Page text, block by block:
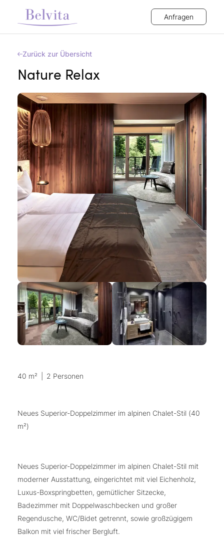
Anfragen
Zurück zur Übersicht
Nature Relax
40 m² 2 Personen
Neues Superior-Doppelzimmer im alpinen Chalet-Stil (40
m²)
Neues Superior-Doppelzimmer im alpinen Chalet-Stil mit
moderner Ausstattung, eingerichtet mit viel Eichenholz,
Luxus-Boxspringbetten, gemütlicher Sitzecke,
Badezimmer mit Doppelwaschbecken und großer
Regendusche, WC/Bidet getrennt, sowie großzügigem
Balkon mit viel frischer Bergluft.